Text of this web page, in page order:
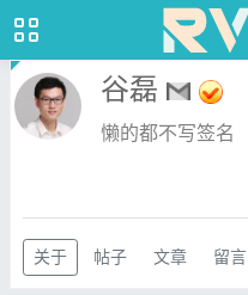
谷磊
懒的都不写签名
关于 帖子 文章 留言